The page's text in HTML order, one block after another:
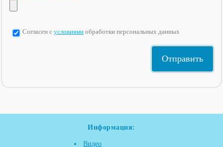
Согласен с условиями обработки персональных данных
Информация:
Видео